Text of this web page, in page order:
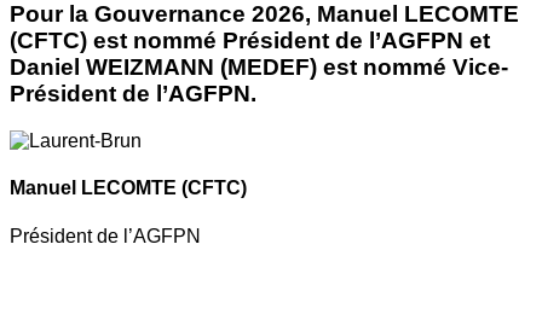
Pour la Gouvernance 2026, Manuel LECOMTE
(CFTC) est nommé Président de l’AGFPN et
Daniel WEIZMANN (MEDEF) est nommé Vice-
Président de l’AGFPN.
Manuel LECOMTE (CFTC)
Président de l’AGFPN